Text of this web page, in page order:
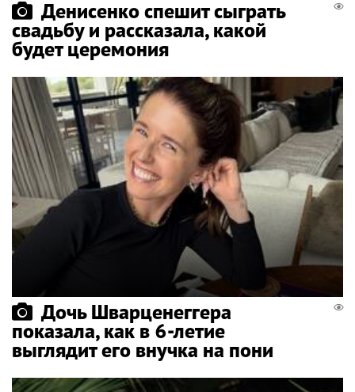
Денисенко спешит сыграть
свадьбу и рассказала, какой
будет церемония
Дочь Шварценеггера
показала, как в 6-летие
выглядит его внучка на пони